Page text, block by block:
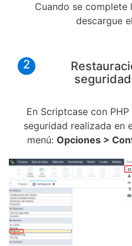
Cuando se complete
descargue
2
En Scriptcase con
seguridad realizada en
menú: Opciones >